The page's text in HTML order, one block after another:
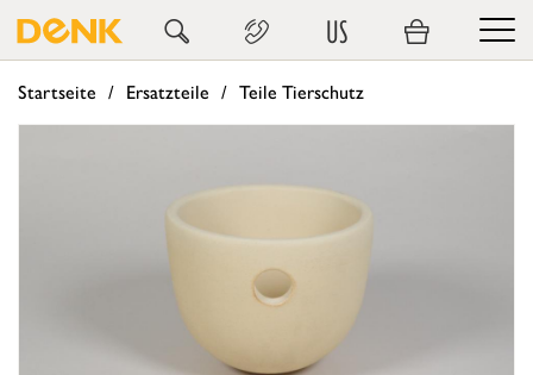
US
Startseite Ersatzteile Teile Tierschutz